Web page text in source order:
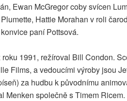
Ewan McGregor coby svícen
Hattie Morahan v roli
paní Pottsová.
1991, režíroval Bill Condon.
Films, a vedoucími výroby jsou
za hudbu k původnímu
Menken společně s Timem Ricem.